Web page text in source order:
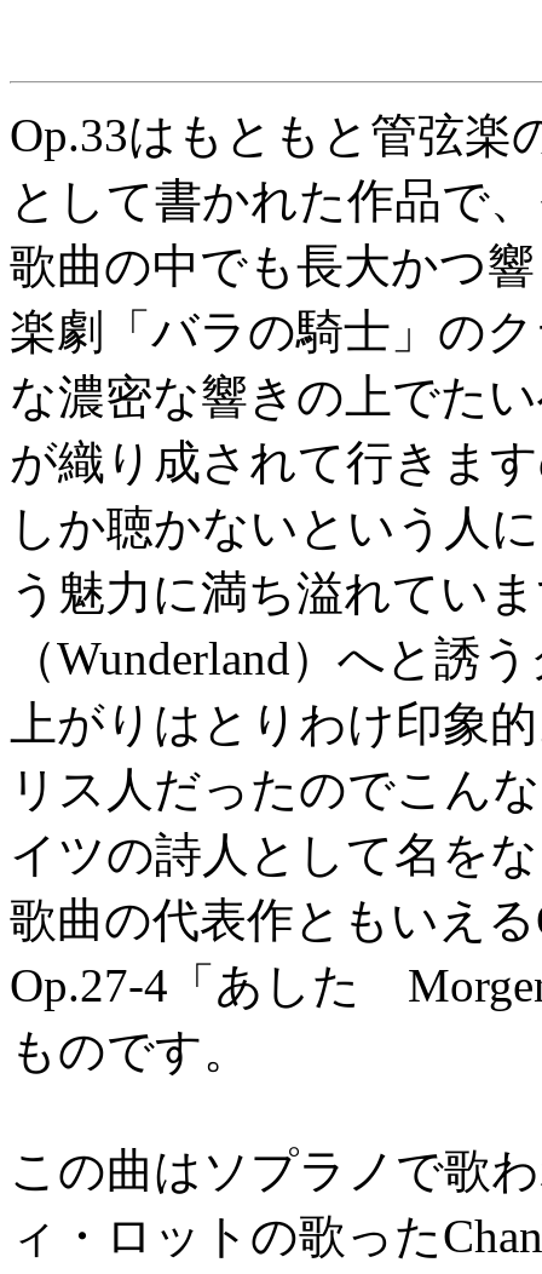
Op.33はもともと管弦楽
として書かれた作品で
歌曲の中でも長大かつ
楽劇「バラの騎士」の
な濃密な響きの上でた
が織り成されて行きま
しか聴かないという人
う魅力に満ち溢れてい
（Wunderland）へと誘
上がりはとりわけ印象
リス人だったのでこん
イツの詩人として名を
歌曲の代表作ともいえ
Op.27-4「あした
ものです。
この曲はソプラノで歌
ィ・ロットの歌った